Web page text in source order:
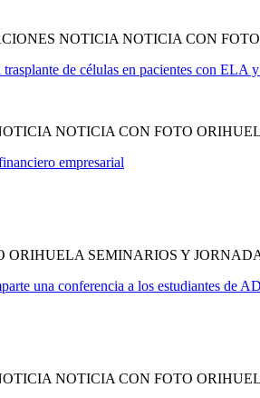
NOTICIA NOTICIA CON
de células en pacientes con ELA
NOTICIA CON FOTO
empresarial
ORIHUELA SEMINARIOS Y
una conferencia a los estudiantes de
NOTICIA CON FOTO